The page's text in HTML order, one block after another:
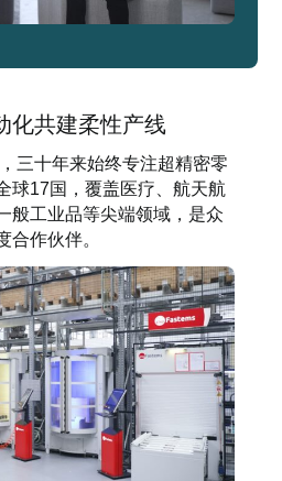
化共建柔性产线
三十年来始终专注超精密零
球17国，覆盖医疗、航天航
般工业品等尖端领域，是众
合作伙伴。